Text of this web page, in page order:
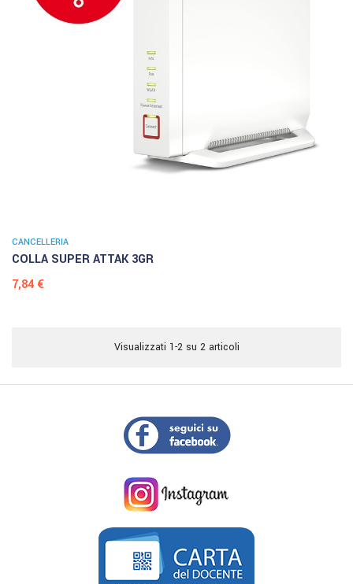
CANCELLERIA
COLLA SUPER ATTAK 3GR
Prezzo
7,84 €
Visualizzati 1-2 su 2 articoli